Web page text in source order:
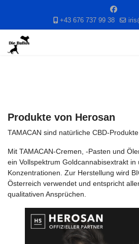
+43 676 737 99 38
Produkte von Herosan
TAMACAN sind natürliche CBD-
Mit TAMACAN-Cremen, -Pasten und
ein Vollspektrum Goldcannabisextrakt in
Konzentrationen. Zur Herstellung wird
Österreich verwendet und entspricht
qualitativen Ansprüchen.